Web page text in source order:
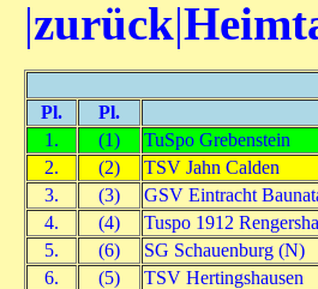
|zurück|
Pl. Pl.
1.
(1)
TuSpo Grebenstein
2.
(2)
TSV Jahn Calden
3.
(3)
GSV Eintracht
4.
(4)
Tuspo 1912
5.
(6)
SG Schauenburg (N)
6.
(5)
TSV Hertingshausen